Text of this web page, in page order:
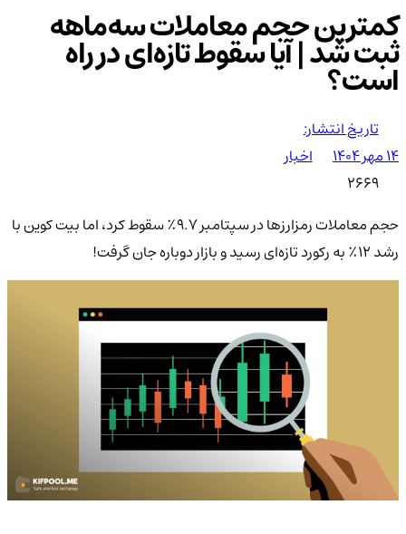
کمترین حجم معاملات سه‌ماهه
ثبت شد | آیا سقوط تازه‌ای در راه
است؟
تاریخ انتشار:
۱۴ مهر ۱۴۰۴
اخبار
2669
حجم معاملات رمزارزها در سپتامبر ۹.۷٪ سقوط کرد، اما بیت کوین با
رشد ۱۲٪ به رکورد تازه‌ای رسید و بازار دوباره جان گرفت!